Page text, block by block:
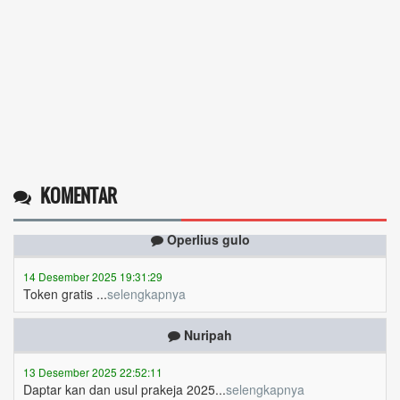
KOMENTAR
14 Desember 2025 19:31:29
Token gratis ...selengkapnya
Nuripah
Daptar kan dan usul prakeja 2025...selengkapnya